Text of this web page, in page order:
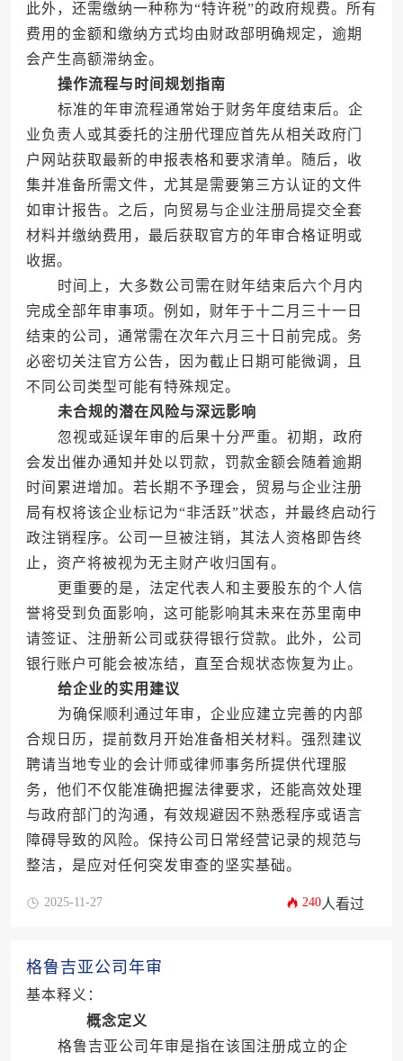
此外，还需缴纳一种称为“特许税”的政府规费。所有
费用的金额和缴纳方式均由财政部明确规定，逾期
会产生高额滞纳金。
操作流程与时间规划指南
标准的年审流程通常始于财务年度结束后。企
业负责人或其委托的注册代理应首先从相关政府门
户网站获取最新的申报表格和要求清单。随后，收
集并准备所需文件，尤其是需要第三方认证的文件
如审计报告。之后，向贸易与企业注册局提交全套
材料并缴纳费用，最后获取官方的年审合格证明或
收据。
时间上，大多数公司需在财年结束后六个月内
完成全部年审事项。例如，财年于十二月三十一日
结束的公司，通常需在次年六月三十日前完成。务
必密切关注官方公告，因为截止日期可能微调，且
不同公司类型可能有特殊规定。
未合规的潜在风险与深远影响
忽视或延误年审的后果十分严重。初期，政府
会发出催办通知并处以罚款，罚款金额会随着逾期
时间累进增加。若长期不予理会，贸易与企业注册
局有权将该企业标记为“非活跃”状态，并最终启动行
政注销程序。公司一旦被注销，其法人资格即告终
止，资产将被视为无主财产收归国有。
更重要的是，法定代表人和主要股东的个人信
誉将受到负面影响，这可能影响其未来在苏里南申
请签证、注册新公司或获得银行贷款。此外，公司
银行账户可能会被冻结，直至合规状态恢复为止。
给企业的实用建议
为确保顺利通过年审，企业应建立完善的内部
合规日历，提前数月开始准备相关材料。强烈建议
聘请当地专业的会计师或律师事务所提供代理服
务，他们不仅能准确把握法律要求，还能高效处理
与政府部门的沟通，有效规避因不熟悉程序或语言
障碍导致的风险。保持公司日常经营记录的规范与
整洁，是应对任何突发审查的坚实基础。
2025-11-27 240人看过
格鲁吉亚公司年审
基本释义：
概念定义
格鲁吉亚公司年审是指在该国注册成立的企